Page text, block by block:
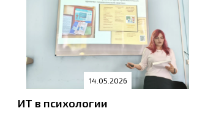
14.05.2026
ИТ в психологии